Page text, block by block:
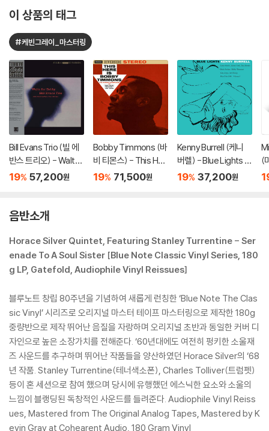
이 상품의 태그
#케빈그레이_마스터링
Bill Evans Trio (빌 에
반스 트리오) - Waltz
For Debby [LP]
19% 57,200원
Bobby Timmons (바
비 티몬스) - This Her
e Is Bobby Timmon
19% 71,500원
Kenny Burrell (케니
버렐) - Blue Lights V
olume 1 [LP]
19% 37,200원
(
음반소개
Horace Silver Quintet, Featuring Stanley Turrentine - Ser
enade To A Soul Sister [Blue Note Classic Vinyl Series, 180
g LP, Gatefold, Audiophile Vinyl Reissues]
블루노트 창립 80주년을 기념하여 새롭게 런칭한 ‘Blue Note The Clas
sic Vinyl’ 시리즈로 오리지널 마스터 테이프 마스터링으로 제작한 180g
중량반으로 제작 뛰어난 음질을 자랑하며 오리지널 초반과 동일한 커버 디
자인으로 높은 소장가치를 전해준다. ‘60년대에도 여전히 펑키한 소울재
즈 사운드를 추구하며 뛰어난 작품들을 양산하였던 Horace Silver의 ‘68
년 작품. Stanley Turrentine(테너색소폰), Charles Tolliver(트럼펫)
등이 혼 세션으로 참여 했으며 당시에 유행했던 에스닉한 요소와 소울의
느낌이 블랭딩된 독창적인 사운드를 들려준다. Audiophile Vinyl Reiss
ues, Mastered from The Original Analog Tapes, Mastered by K
evin Gray at Cohearent Audio, 180 Gram Vinyl